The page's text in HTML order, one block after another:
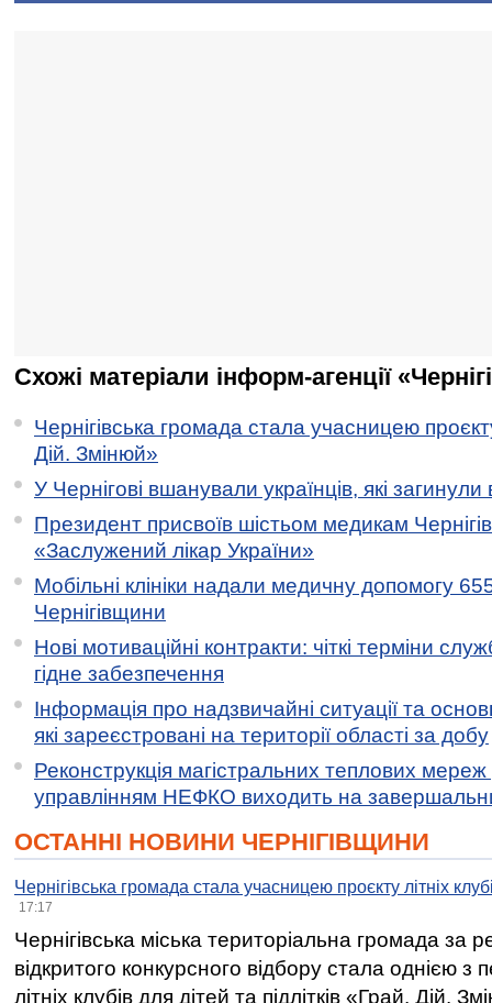
Схожі матеріали інформ-агенції
Чернігівська громада стала учасницею
Дій. Змінюй»
У Чернігові вшанували українців, які загинули
Президент присвоїв шістьом медикам
«Заслужений лікар України»
Мобільні клініки надали медичну допомогу
Чернігівщини
Нові мотиваційні контракти: чіткі терміни
гідне забезпечення
Інформація про надзвичайні ситуації та
які зареєстровані на території області за добу
Реконструкція магістральних теплових мереж
управлінням НЕФКО виходить на
ОСТАННІ НОВИНИ ЧЕРНІГІВЩИНИ
Чернігівська громада стала учасницею проєкту літніх
17:17
Чернігівська міська територіальна громада за
відкритого конкурсного відбору стала однією
літніх клубів для дітей та підлітків «Грай. Дій.